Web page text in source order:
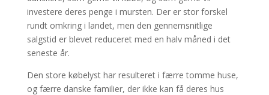
investere deres penge i mursten. Der er stor forskel
rundt omkring i landet, men den gennemsnitlige
salgstid er blevet reduceret med en halv måned i det
seneste år.
Den store købelyst har resulteret i færre tomme huse,
og færre danske familier, der ikke kan få deres hus